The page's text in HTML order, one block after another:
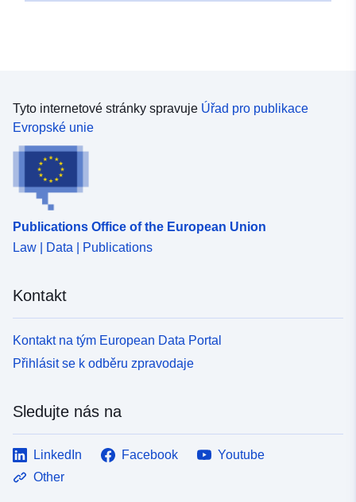
uriRef:
http://data.europa.eu/88u/dataset/
Tyto internetové stránky spravuje Úřad pro publikace
Evropské unie
Publications Office of the European Union
Law | Data | Publications
Kontakt
Kontakt na tým European Data Portal
Přihlásit se k odběru zpravodaje
Sledujte nás na
LinkedIn Facebook
Youtube
Other